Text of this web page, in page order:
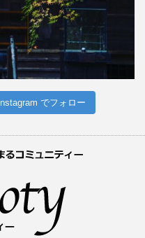
Instagram でフォロー